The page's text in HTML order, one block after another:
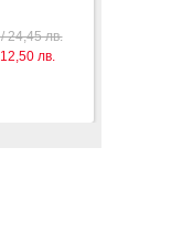
24,45 лв.
лв.